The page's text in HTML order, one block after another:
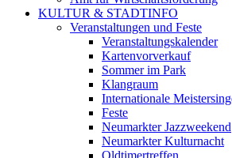
KULTUR & STADTINFO
Veranstaltungen und Feste
Veranstaltungskalender
Kartenvorverkauf
Sommer im Park
Klangraum
Internationale
Feste
Neumarkter Jazzweekend
Neumarkter Kulturnacht
Oldtimertreffen